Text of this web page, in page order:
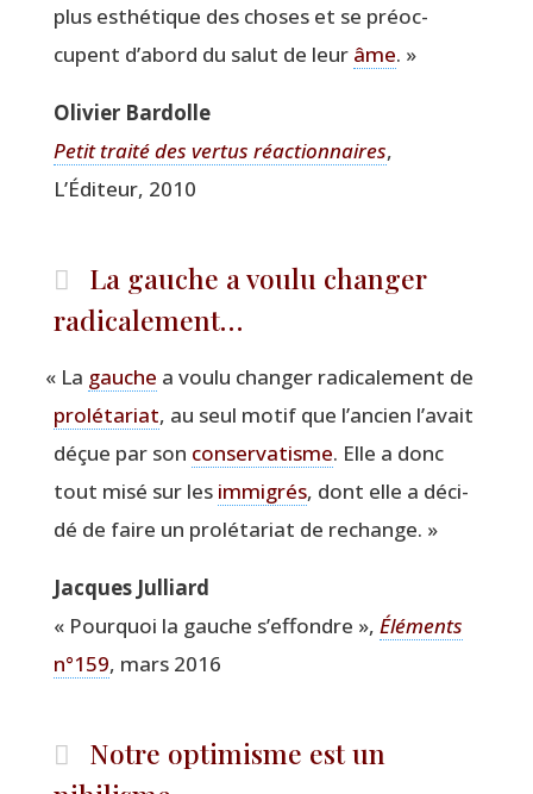
plus esthé­tique des choses et se pré­oc­
cupent d’abord du salut de leur âme. »
Oli­vier Bardolle
Petit trai­té des ver­tus réac­tion­naires,
L’Éditeur, 2010
La gauche a voulu changer
radicalement…
« La gauche a vou­lu chan­ger radi­ca­le­ment de
pro­lé­ta­riat, au seul motif que l’an­cien l’a­vait
déçue par son conser­va­tisme. Elle a donc
tout misé sur les immi­grés, dont elle a déci­
dé de faire un pro­lé­ta­riat de rechange. »
Jacques Jul­liard
« Pour­quoi la gauche s’ef­fondre », Élé­ments
n°159, mars 2016
Notre optimisme est un